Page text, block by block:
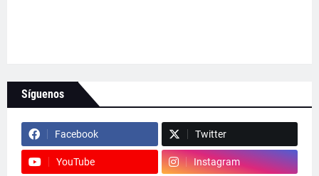
Síguenos
Facebook Twitter
YouTube Instagram